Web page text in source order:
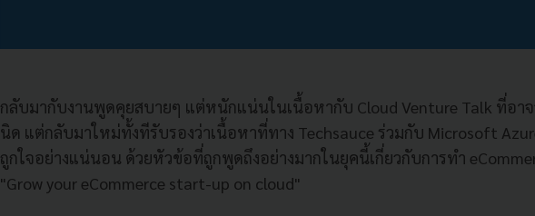
กลับมากับงานพูดคุยสบายๆ แต่หนักแน่นในเนื้อหากับ Cloud Venture Talk ที่อา
นิด แต่กลับมาใหม่ทั้งทีรับรองว่าเนื้อหาที่ทาง Techsauce ร่วมกับ Microsoft
ถูกใจอย่างแน่นอน ด้วยหัวข้อที่ถูกพูดถึงอย่างมากในยุคนี้เกี่ยวกับการทำ
"Grow your eCommerce start-up on cloud"